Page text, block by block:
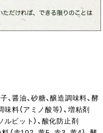
、醤油、砂糖、醸造調味料、酵
料（アミノ酸等）、増粘剤
ルビット）、酸化防止剤